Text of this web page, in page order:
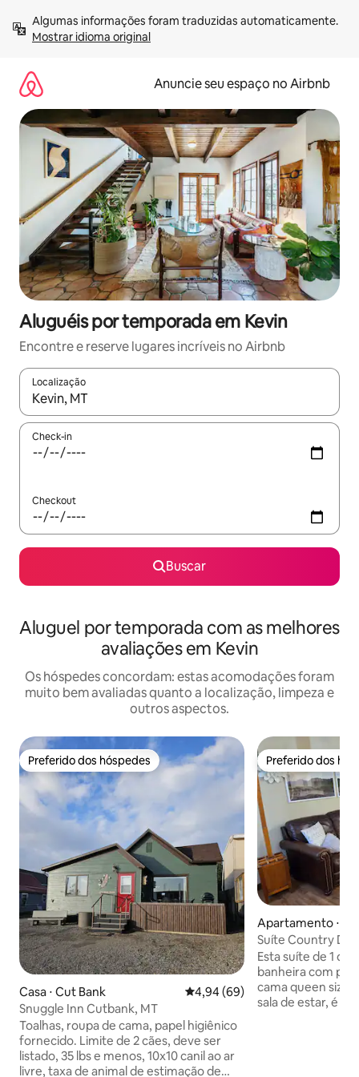
para
Mostrar idioma original
Anuncie seu espaço no Airbnb
Aluguéis por temporada em Kevin
Encontre e reserve lugares incríveis no Airbnb
Localização
Quando os resultados estiverem disponíveis, explore-os
Check-in
Checkout
Buscar
Aluguel por temporada com as melhores
avaliações em Kevin
Os hóspedes concordam: estas acomodações foram
muito bem avaliadas quanto a localização, limpeza e
outros aspectos.
Preferido dos hóspedes
Preferido dos hóspedes
Casa ⋅ Cut Bank 4,94 de uma avaliação média
4,94 (69)
Snuggle Inn Cutbank, MT
Toalhas, roupa de cama, papel higiênico
fornecido. Limite de 2 cães, deve ser
listado, 35 lbs e menos, 10x10 canil ao ar
livre, taxa de animal de estimação de
Preferido dos
Preferido dos
Apartamento ⋅
Suíte Country
Esta suíte de 1
banheira com
cama queen size.
sala de estar, é